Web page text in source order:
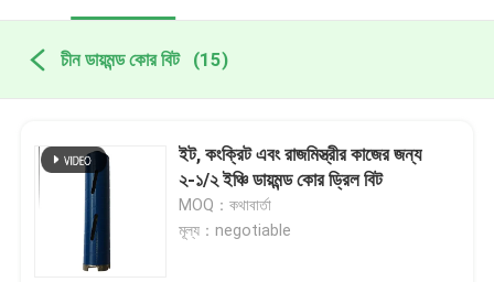
চীন ডায়মন্ড কোর বিট (15)
ইট, কংক্রিট এবং রাজমিস্ত্রীর কাজের জন্য
২-১/২ ইঞ্চি ডায়মন্ড কোর ড্রিল বিট
MOQ：কথাবার্তা
মূল্য：negotiable